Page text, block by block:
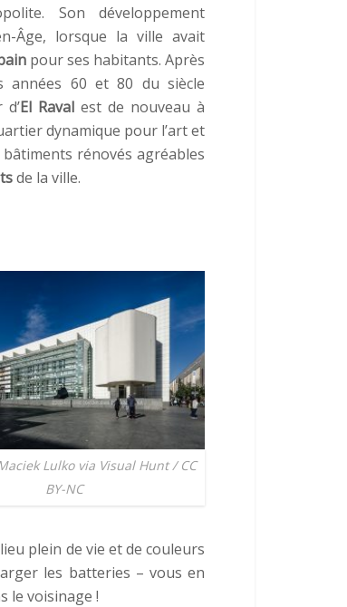
Son développement
Âge, lorsque la ville avait
pour ses habitants. Après
années 60 et 80 du siècle
El Raval est de nouveau à
dynamique pour l’art et
bâtiments rénovés agréables
de la ville.
Lulko via Visual Hunt / CC
BY-NC
plein de vie et de couleurs
les batteries – vous en
le voisinage !